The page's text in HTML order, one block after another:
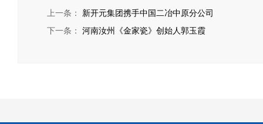
上一条： 新开元集团携手中国二冶中原分公司
下一条： 河南汝州《金家瓷》创始人郭玉霞